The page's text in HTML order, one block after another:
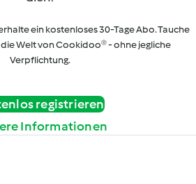
ein kostenloses 30-Tage Abo. Tauche
Welt von Cookidoo® - ohne jegliche
Verpflichtung.
registrieren
Informationen